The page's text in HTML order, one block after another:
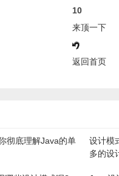
10
来顶一下
返回首页
彻底理解Java的单
设计模
多的设